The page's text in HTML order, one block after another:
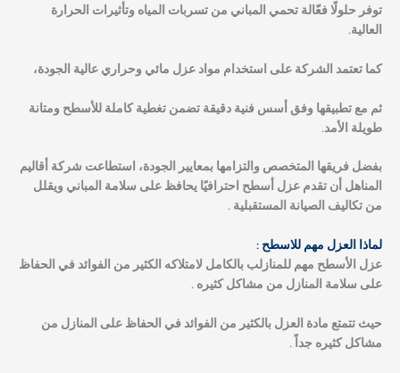
توفر حلولًا فعّالة تحمي المباني من تسربات المياه وتأثيرات الحرارة
العالية.
كما تعتمد الشركة على استخدام مواد عزل مائي وحراري عالية الجودة،
ثم مع تطبيقها وفق أسس فنية دقيقة تضمن تغطية كاملة للأسطح ومتانة
طويلة الأمد.
بفضل فريقها المتخصص والتزامها بمعايير الجودة، استطاعت شركة أقاليم
المناهل أن تقدم عزل أسطح احترافيًا يحافظ على سلامة المباني ويقلل
من تكاليف الصيانة المستقبلية .
لماذا العزل مهم للاسطح :
عزل الأسطح مهم للمنازلب بالكامل لامتلاكه الكثير من الفوائد في الحفاظ
على سلامة المنازل من مشاكل كثيره .
حيث تتمتع مادة العزل بالكثير من الفوائد في الحفاظ على المنازل من
مشاكل كثيره جداً .